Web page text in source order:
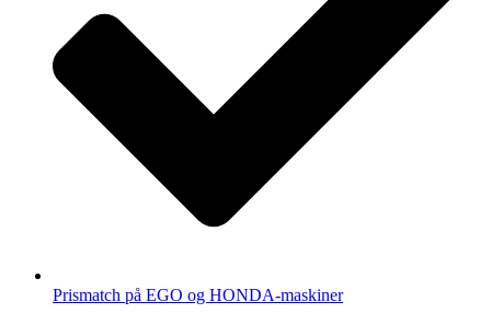
Prismatch på EGO og HONDA-maskiner